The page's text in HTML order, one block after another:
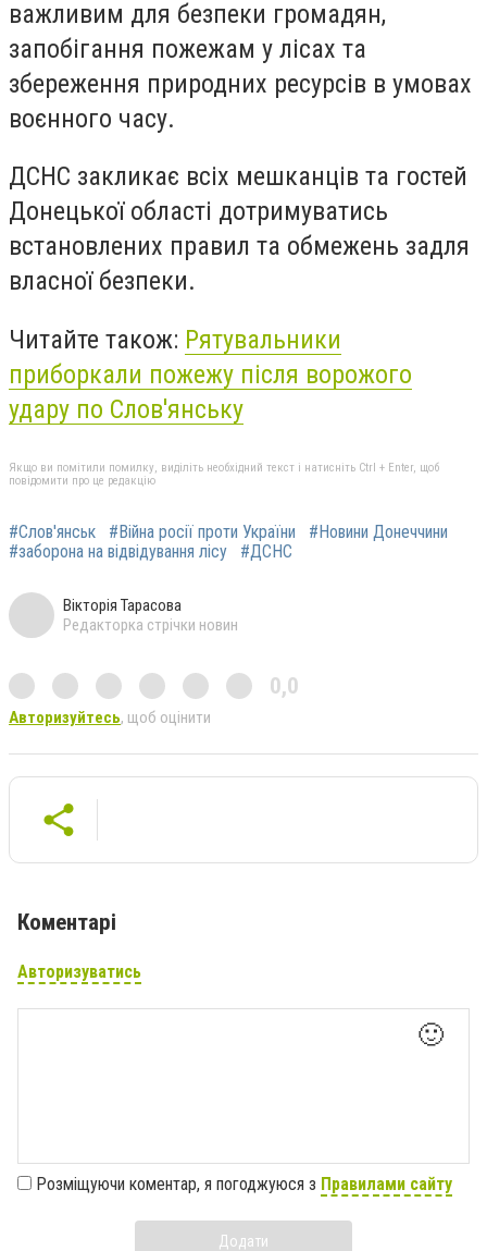
важливим для безпеки громадян,
запобігання пожежам у лісах та
збереження природних ресурсів в умовах
воєнного часу.
ДСНС закликає всіх мешканців та гостей
Донецької області дотримуватись
встановлених правил та обмежень задля
власної безпеки.
Читайте також: Рятувальники
приборкали пожежу після ворожого
удару по Слов'янську
Якщо ви помітили помилку, виділіть необхідний текст і натисніть Ctrl + Enter, щоб
повідомити про це редакцію
#Слов'янськ #Війна росії проти України
#Новини Донеччини
#заборона на відвідування лісу
#ДСНС
Вікторія Тарасова
Редакторка стрічки новин
0,0
Авторизуйтесь, щоб оцінити
Коментарі
Авторизуватись
🙂
Розміщуючи коментар, я погоджуюся з Правилами сайту
Додати